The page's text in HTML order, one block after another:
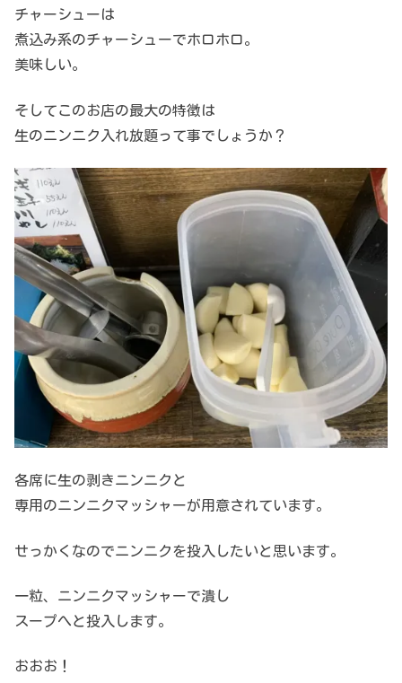
チャーシューは
煮込み系のチャーシューでホロホロ。
美味しい。
そしてこのお店の最大の特徴は
生のニンニク入れ放題って事でしょうか？
各席に生の剥きニンニクと
専用のニンニクマッシャーが用意されています。
せっかくなのでニンニクを投入したいと思います。
一粒、ニンニクマッシャーで潰し
スープへと投入します。
おおお！